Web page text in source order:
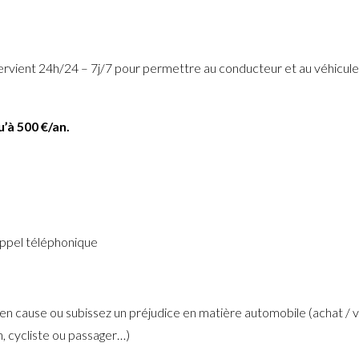
24h/24 – 7j/7 pour permettre au conducteur et au
500 €/an.
téléphonique
cause ou subissez un préjudice en matière automobile (achat /
cycliste ou passager…)